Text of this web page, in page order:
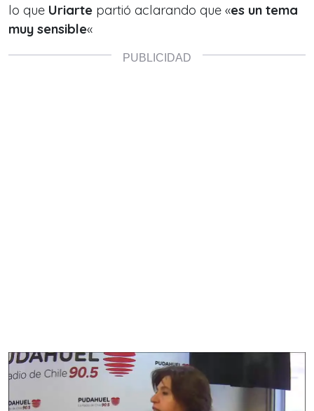
lo que Uriarte partió aclarando que «es un tema
muy sensible«